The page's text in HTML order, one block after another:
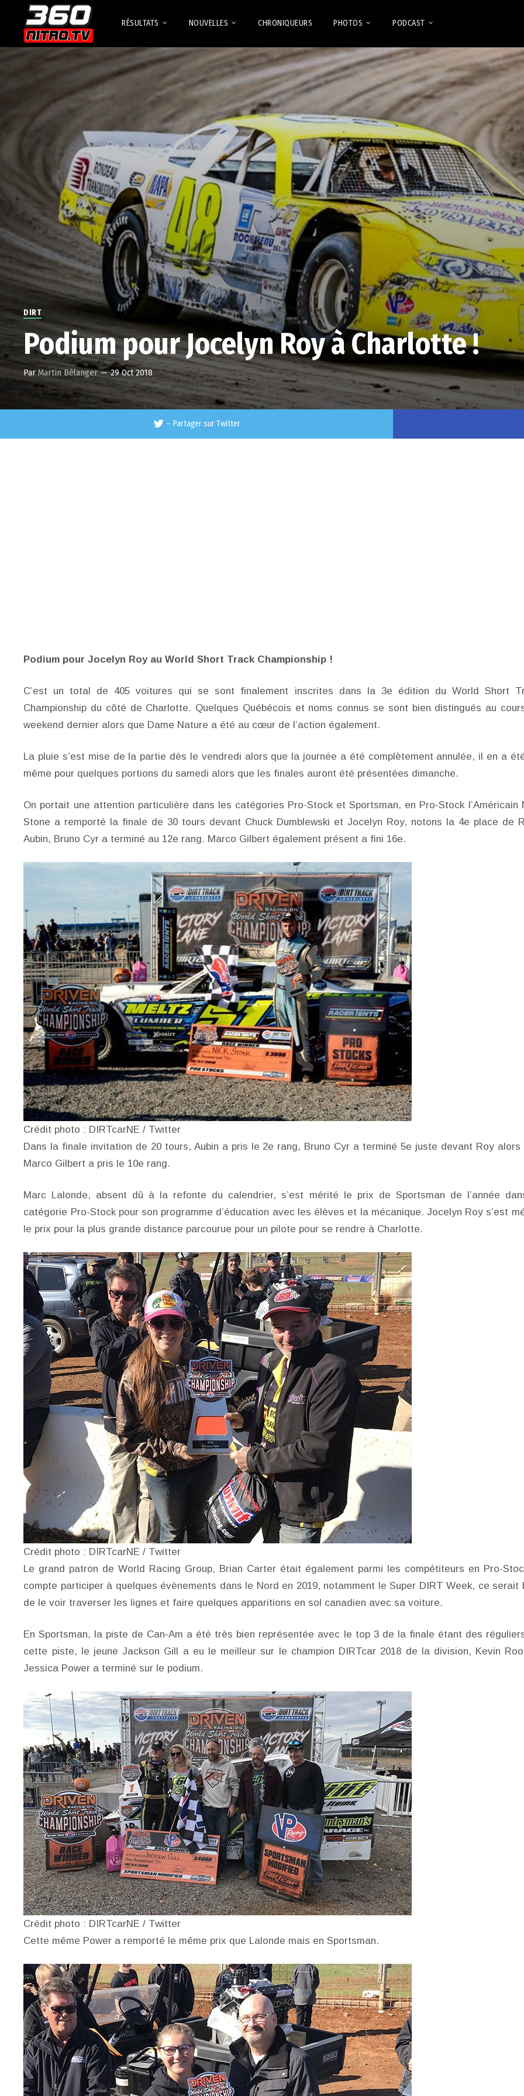
RÉSULTATS NOUVELLES CHRONIQUEURS PHOTOS PODCAST
DIRT
Podium pour Jocelyn Roy à Charlotte !
ParMartin Bélanger — 29 Oct 2018
– Partager sur Twitter
Podium pour Jocelyn Roy au World Short Track Championship !
C’est un total de 405 voitures qui se sont finalement inscrites dans la 3e édition du World Short
Championship du côté de Charlotte. Quelques Québécois et noms connus se sont bien distingués au
weekend dernier alors que Dame Nature a été au cœur de l’action également.
La pluie s’est mise de la partie dès le vendredi alors que la journée a été complètement annulée, il en a
même pour quelques portions du samedi alors que les finales auront été présentées dimanche.
On portait une attention particulière dans les catégories Pro-Stock et Sportsman, en Pro-Stock l’Américain
Stone a remporté la finale de 30 tours devant Chuck Dumblewski et Jocelyn Roy, notons la 4e place de
Aubin, Bruno Cyr a terminé au 12e rang. Marco Gilbert également présent a fini 16e.
Crédit photo : DIRTcarNE / Twitter
Dans la finale invitation de 20 tours, Aubin a pris le 2e rang, Bruno Cyr a terminé 5e juste devant Roy alors
Marco Gilbert a pris le 10e rang.
Marc Lalonde, absent dû à la refonte du calendrier, s’est mérité le prix de Sportsman de l’année
catégorie Pro-Stock pour son programme d’éducation avec les élèves et la mécanique. Jocelyn Roy s’est
le prix pour la plus grande distance parcourue pour un pilote pour se rendre à Charlotte.
Crédit photo : DIRTcarNE / Twitter
Le grand patron de World Racing Group, Brian Carter était également parmi les compétiteurs en Pro-
compte participer à quelques évènements dans le Nord en 2019, notamment le Super DIRT Week, ce serait
de le voir traverser les lignes et faire quelques apparitions en sol canadien avec sa voiture.
En Sportsman, la piste de Can-Am a été très bien représentée avec le top 3 de la finale étant des
cette piste, le jeune Jackson Gill a eu le meilleur sur le champion DIRTcar 2018 de la division, Kevin
Jessica Power a terminé sur le podium.
Crédit photo : DIRTcarNE / Twitter
Cette même Power a remporté le même prix que Lalonde mais en Sportsman.